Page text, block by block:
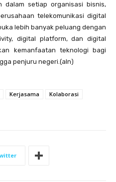
dalam setiap organisasi bisnis,
telekomunikasi digital
lebih banyak peluang dengan
digital platform, dan digital
kemanfaatan teknologi bagi
penjuru negeri.(aln)
Kerjasama
Kolaborasi